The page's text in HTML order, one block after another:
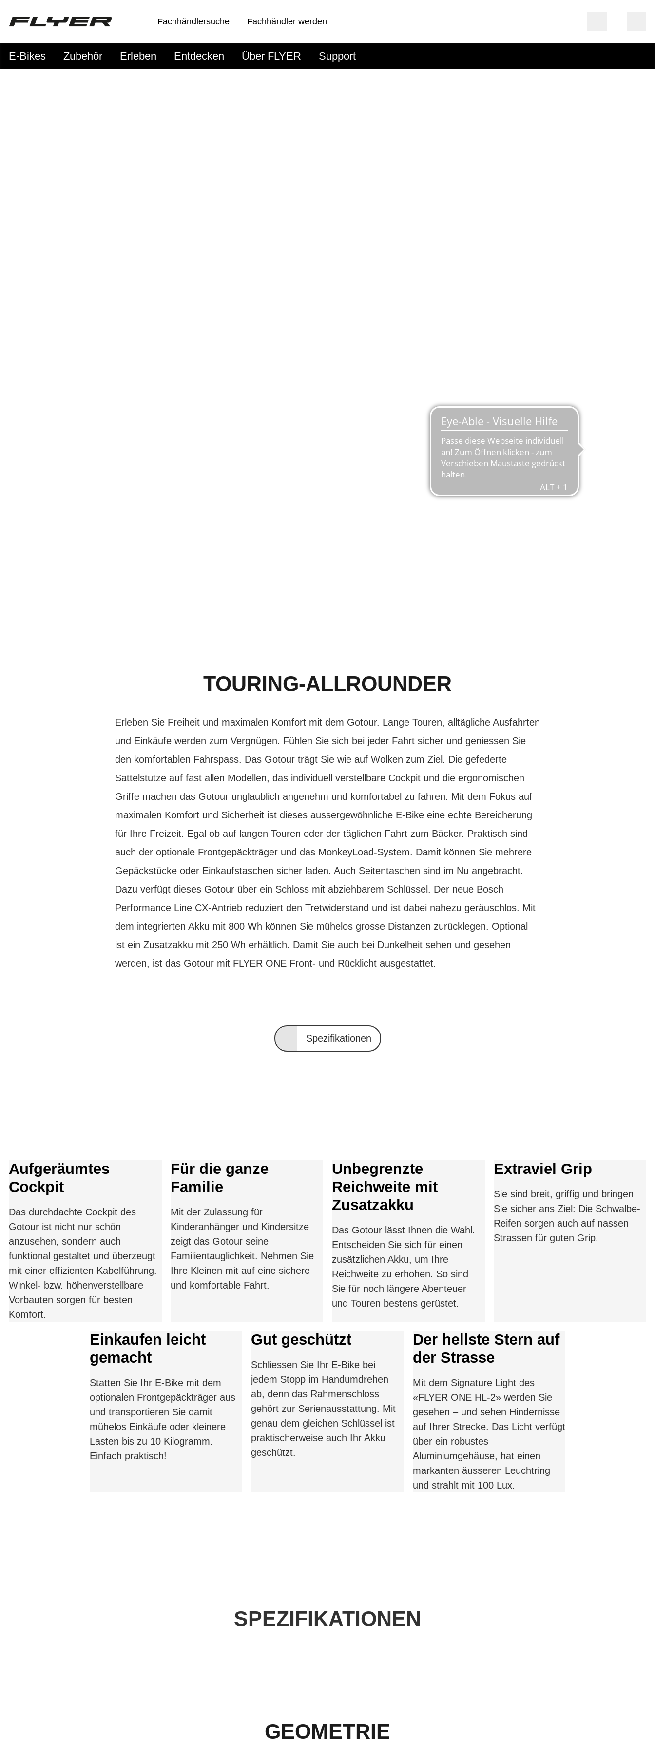
Fachhändlersuche Fachhändler werden
E-Bikes Zubehör Erleben Entdecken Über FLYER Support
TOURING-ALLROUNDER
Erleben Sie Freiheit und maximalen Komfort mit dem Gotour. Lange Touren, alltägliche Ausfahrten
und Einkäufe werden zum Vergnügen. Fühlen Sie sich bei jeder Fahrt sicher und geniessen Sie
den komfortablen Fahrspass. Das Gotour trägt Sie wie auf Wolken zum Ziel. Die gefederte
Sattelstütze auf fast allen Modellen, das individuell verstellbare Cockpit und die ergonomischen
Griffe machen das Gotour unglaublich angenehm und komfortabel zu fahren. Mit dem Fokus auf
maximalen Komfort und Sicherheit ist dieses aussergewöhnliche E-Bike eine echte Bereicherung
für Ihre Freizeit. Egal ob auf langen Touren oder der täglichen Fahrt zum Bäcker. Praktisch sind
auch der optionale Frontgepäckträger und das MonkeyLoad-System. Damit können Sie mehrere
Gepäckstücke oder Einkaufstaschen sicher laden. Auch Seitentaschen sind im Nu angebracht.
Dazu verfügt dieses Gotour über ein Schloss mit abziehbarem Schlüssel. Der neue Bosch
Performance Line CX-Antrieb reduziert den Tretwiderstand und ist dabei nahezu geräuschlos. Mit
dem integrierten Akku mit 800 Wh können Sie mühelos grosse Distanzen zurücklegen. Optional
ist ein Zusatzakku mit 250 Wh erhältlich. Damit Sie auch bei Dunkelheit sehen und gesehen
werden, ist das Gotour mit FLYER ONE Front- und Rücklicht ausgestattet.
Spezifikationen
Aufgeräumtes
Cockpit
Das durchdachte Cockpit des
Gotour ist nicht nur schön
anzusehen, sondern auch
funktional gestaltet und überzeugt
mit einer effizienten Kabelführung.
Winkel- bzw. höhenverstellbare
Vorbauten sorgen für besten
Komfort.
Für die ganze
Familie
Mit der Zulassung für
Kinderanhänger und Kindersitze
zeigt das Gotour seine
Familientauglichkeit. Nehmen Sie
Ihre Kleinen mit auf eine sichere
und komfortable Fahrt.
Unbegrenzte
Reichweite mit
Zusatzakku
Das Gotour lässt Ihnen die Wahl.
Entscheiden Sie sich für einen
zusätzlichen Akku, um Ihre
Reichweite zu erhöhen. So sind
Sie für noch längere Abenteuer
und Touren bestens gerüstet.
Extraviel Grip
Sie sind breit, griffig und bringen
Sie sicher ans Ziel: Die Schwalbe-
Reifen sorgen auch auf nassen
Strassen für guten Grip.
Einkaufen leicht
gemacht
Statten Sie Ihr E-Bike mit dem
optionalen Frontgepäckträger aus
und transportieren Sie damit
mühelos Einkäufe oder kleinere
Lasten bis zu 10 Kilogramm.
Einfach praktisch!
Gut geschützt
Schliessen Sie Ihr E-Bike bei
jedem Stopp im Handumdrehen
ab, denn das Rahmenschloss
gehört zur Serienausstattung. Mit
genau dem gleichen Schlüssel ist
praktischerweise auch Ihr Akku
geschützt.
Der hellste Stern auf
der Strasse
Mit dem Signature Light des
«FLYER ONE HL-2» werden Sie
gesehen – und sehen Hindernisse
auf Ihrer Strecke. Das Licht verfügt
über ein robustes
Aluminiumgehäuse, hat einen
markanten äusseren Leuchtring
und strahlt mit 100 Lux.
SPEZIFIKATIONEN
GEOMETRIE